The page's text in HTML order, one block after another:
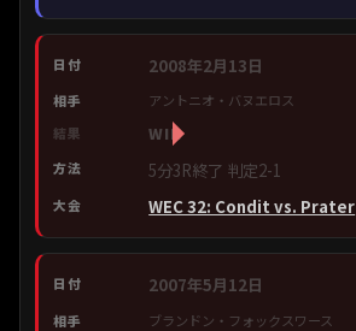
2008年2月13日
アントニオ・バヌエロス
WIN
5分3R終了 判定2-1
WEC 32: Condit vs. Prater
2007年5月12日
ブランドン・フォックスワース